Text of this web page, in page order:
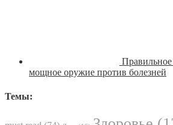
мощное оружие против болезней
Темы: